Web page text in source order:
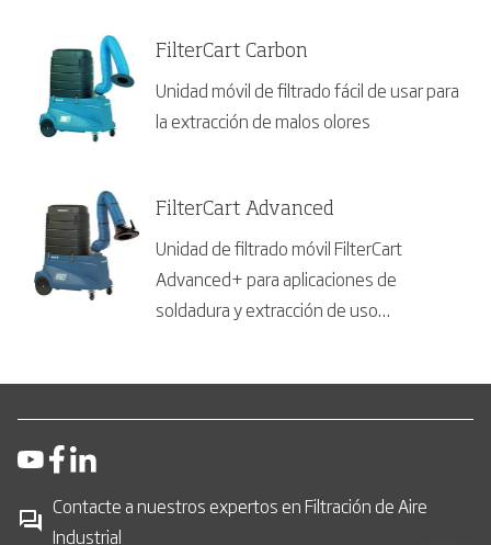
FilterCart Carbon
Unidad móvil de filtrado fácil de usar para
la extracción de malos olores
FilterCart Advanced
Unidad de filtrado móvil FilterCart
Advanced+ para aplicaciones de
soldadura y extracción de uso
Contacte a nuestros expertos en Filtración de Aire
Industrial